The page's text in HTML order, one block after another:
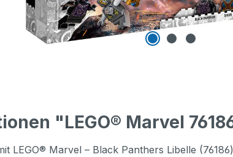
"LEGO® Marvel
LEGO® Marvel – Black Panthers Libelle